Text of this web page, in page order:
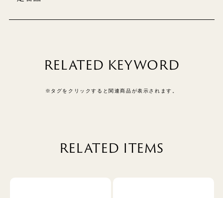
RELATED KEYWORD
※タグをクリックすると関連商品が表示されます。
RELATED ITEMS